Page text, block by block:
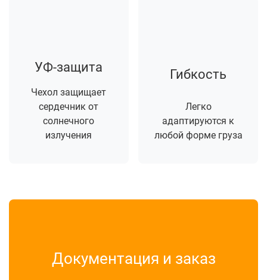
УФ-защита
Чехол защищает
сердечник от
солнечного
излучения
Гибкость
Легко
адаптируются к
любой форме груза
Документация и заказ